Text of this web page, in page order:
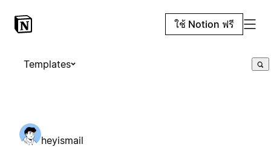
ใช้ Notion ฟรี
Templates
heyismail